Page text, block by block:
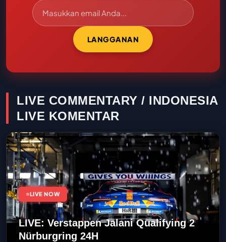
LANGGANAN
LIVE COMMENTARY / INDONESIA
LIVE KOMENTAR
LIVE NOW
LIVE: Verstappen Jalani Qualifying 2
Nürburgring 24H